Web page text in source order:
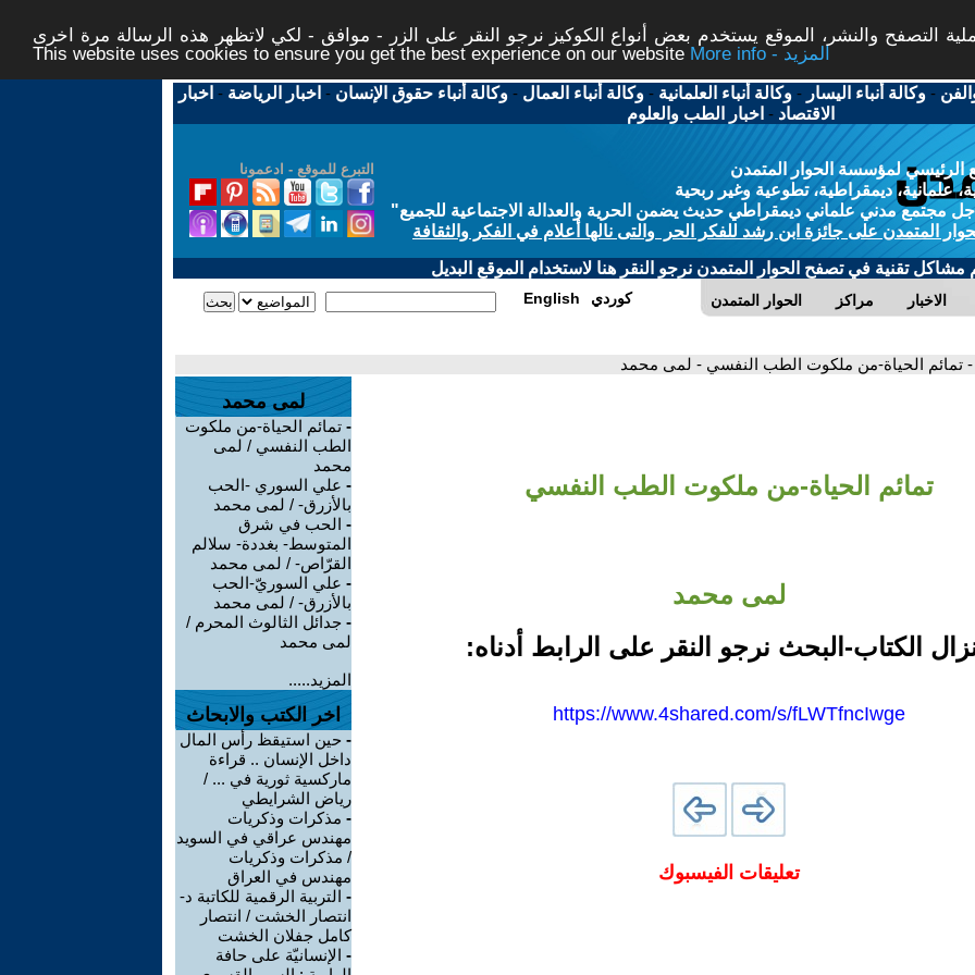
التصفح والنشر، الموقع يستخدم بعض أنواع الكوكيز نرجو النقر على الزر - موافق - لكي لاتظهر هذه الرسالة مرة اخرى -
This website uses cookies to ensure you get the best experience on our website
More info - المزيد
-وكالة أنباء اليسار -وكالة أنباء العلمانية -وكالة أنباء العمال -وكالة أنباء حقوق الإنسان - اخبار الرياضة - اخبار
الاقتصاد - اخبار الطب والعلوم
التبرع للموقع - ادعمونا
الرئيسي لمؤسسة الحوار المتمدن
علمانية، ديمقراطية، تطوعية وغير ربحية
مجتمع مدني علماني ديمقراطي حديث يضمن الحرية والعدالة الاجتماعية للجميع"
المتمدن على جائزة ابن رشد للفكر الحر والتى نالها أعلام في الفكر والثقافة
مشاكل تقنية في تصفح الحوار المتمدن نرجو النقر هنا لاستخدام الموقع البديل
الحوار المتمدن مراكز الاخبار English كوردي
- تمائم الحياة-من ملكوت الطب النفسي - لمى محمد
تمائم الحياة-من ملكوت الطب النفسي
لمى محمد
الكتاب-البحث نرجو النقر على الرابط أدناه:
https://www.4shared.com/s/fLWTfncIwge
تعليقات الفيسبوك
لمى محمد
- تمائم الحياة-من ملكوت
الطب النفسي / لمى
محمد
- علي السوري -الحب
بالأزرق- / لمى محمد
- الحب في شرق
المتوسط- بغددة- سلالم
القرّاص- / لمى محمد
- علي السوريّ-الحب
بالأزرق- / لمى محمد
- جدائل الثالوث المحرم /
لمى محمد
المزيد.....
اخر الكتب والابحاث
- حين استيقظ رأس المال
داخل الإنسان .. قراءة
ماركسية ثورية في ... /
رياض الشرايطي
- مذكرات وذكريات
مهندس عراقي في السويد
/ مذكرات وذكريات
مهندس في العراق
- التربية الرقمية للكاتبة د-
انتصار الخشت / انتصار
كامل جفلان الخشت
- الإنسانيّة على حافة